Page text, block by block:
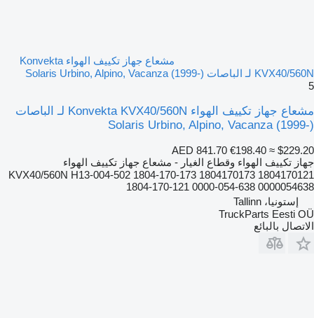
مشعاع جهاز تكييف الهواء Konvekta
KVX40/560N لـ الباصات Solaris Urbino, Alpino, Vacanza (1999-)
5
مشعاع جهاز تكييف الهواء Konvekta KVX40/560N لـ الباصات
Solaris Urbino, Alpino, Vacanza (1999-)
AED 841.70 €198.40 ≈ $229.20
جهاز تكييف الهواء وقطاع الغيار - مشعاع جهاز تكييف الهواء
KVX40/560N H13-004-502 1804-170-173 1804170173 1804170121
1804-170-121 0000-054-638 0000054638
إستونيا، Tallinn
TruckParts Eesti OÜ
الاتصال بالبائع